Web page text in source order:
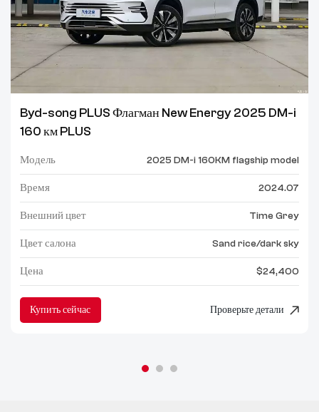
Byd-song PLUS Флагман New Energy 2025 DM-i
160 км PLUS
Модель 2025 DM-i 160KM flagship model
Время 2024.07
Внешний цвет Time Grey
Цвет салона Sand rice/dark sky
Цена $24,400
Купить сейчас Проверьте детали